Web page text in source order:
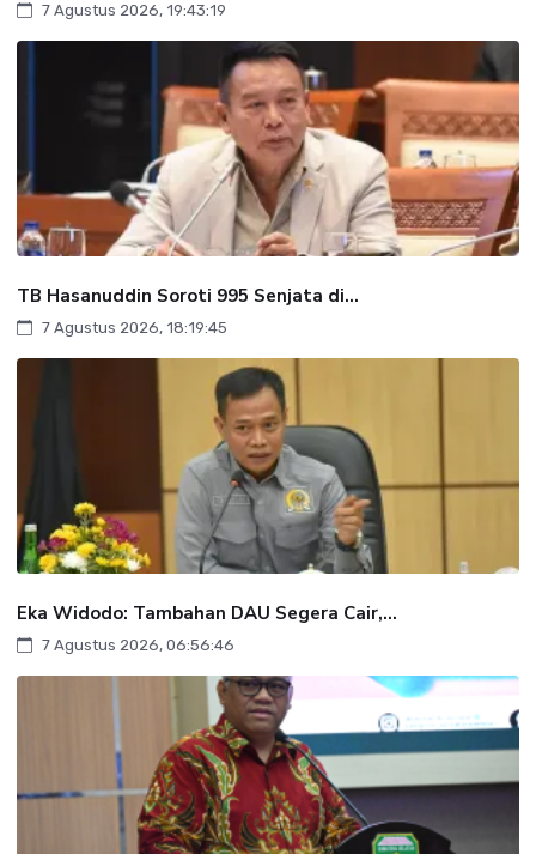
7 Agustus 2026, 19:43:19
TB Hasanuddin Soroti 995 Senjata di...
7 Agustus 2026, 18:19:45
Eka Widodo: Tambahan DAU Segera Cair,...
7 Agustus 2026, 06:56:46